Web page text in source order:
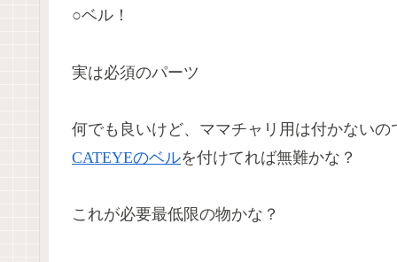
○ベル！
実は必須のパーツ
何でも良いけど、ママチャリ用は付かないの
CATEYEのベルを付けてれば無難かな？
これが必要最低限の物かな？